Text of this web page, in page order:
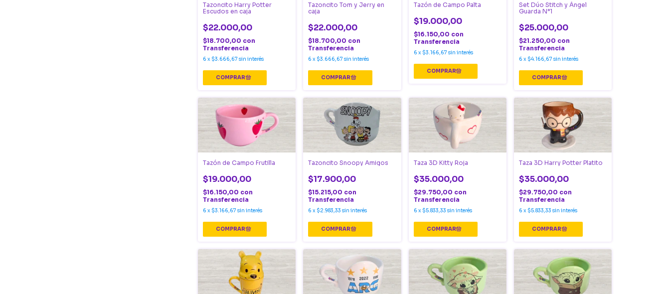
Tazoncito Harry Potter
Escudos en caja
$22.000,00
$18.700,00 con
Transferencia
6 x $3.666,67 sin interés
Tazoncito Tom y Jerry en
caja
$22.000,00
$18.700,00 con
Transferencia
6 x $3.666,67 sin interés
Tazón de Campo Palta
$19.000,00
$16.150,00 con
Transferencia
6 x $3.166,67 sin interés
Set Dúo Stitch y Ángel
Guarda N°1
$25.000,00
$21.250,00 con
Transferencia
6 x $4.166,67 sin interés
Tazón de Campo Frutilla
$19.000,00
$16.150,00 con
Transferencia
6 x $3.166,67 sin interés
Tazoncito Snoopy Amigos
$17.900,00
$15.215,00 con
Transferencia
6 x $2.983,33 sin interés
Taza 3D Kitty Roja
$35.000,00
$29.750,00 con
Transferencia
6 x $5.833,33 sin interés
Taza 3D Harry Potter Platito
$35.000,00
$29.750,00 con
Transferencia
6 x $5.833,33 sin interés